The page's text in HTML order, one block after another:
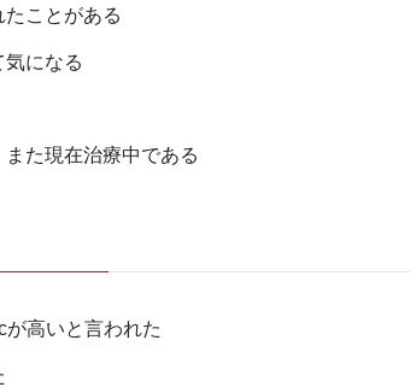
ことがある
になる
た現在治療中である
高いと言われた